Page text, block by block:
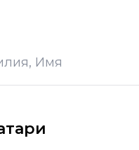
на
на двух
Имя